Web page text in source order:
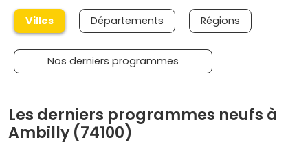
Villes Départements Régions
Nos derniers programmes
Les derniers programmes neufs à
Ambilly (74100)